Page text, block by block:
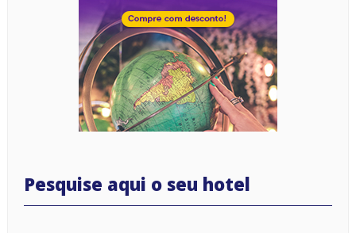
Pesquise aqui o seu hotel